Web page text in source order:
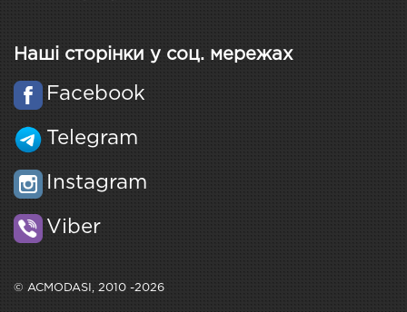
Наші сторінки у соц. мережах
Facebook
Telegram
Instagram
Viber
© ACMODASI, 2010 -2026